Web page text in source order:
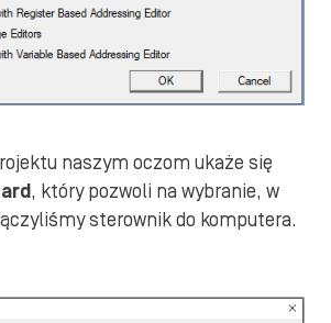
naszym oczom ukaże się
, który pozwoli na wybranie, w
sterownik do komputera.